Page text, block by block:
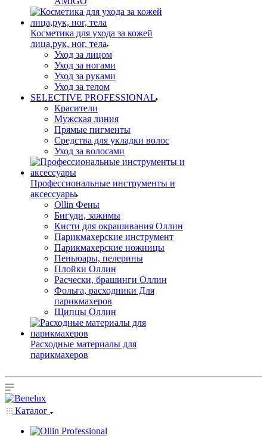
Косметика для ухода за кожей
лица,рук, ног, тела
Уход за лицом
Уход за ногами
Уход за руками
Уход за телом
SELECTIVE PROFESSIONAL
Красители
Мужская линия
Прямые пигменты
Средства для укладки волос
Уход за волосами
Профессиональные инструменты и
аксессуары
Ollin Фены
Бигуди, зажимы
Кисти для окрашивания Оллин
Парикмахерские инструмент
Парикмахерские ножницы
Пеньюары, пелерины
Плойки Оллин
Расчески, брашинги Оллин
Фольга, расходники Для
парикмахеров
Щипцы Оллин
Расходные материалы для
парикмахеров
Каталог